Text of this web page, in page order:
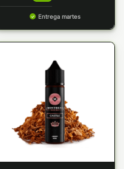
Entrega martes